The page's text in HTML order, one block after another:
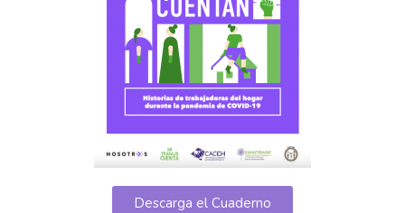
Descarga el Cuaderno